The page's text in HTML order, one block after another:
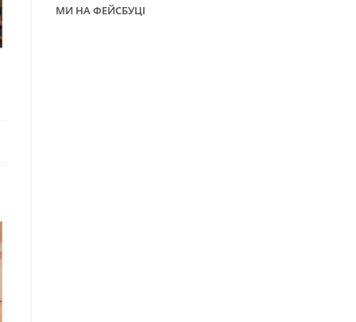
МИ НА ФЕЙСБУЦІ